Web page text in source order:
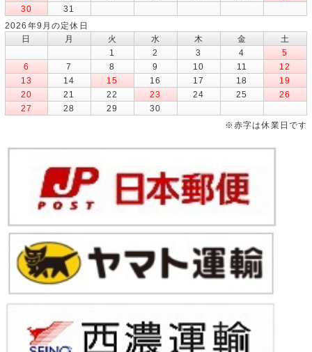
30
31
2026年9月の定休日
日
月 火 水 木 金
土
1
2 3 4
5
6
7 8 9 10 11
12
13
14 15 16 17 18
19
20
21 22 23 24 25
26
27
28 29
30
※赤字は休業日です